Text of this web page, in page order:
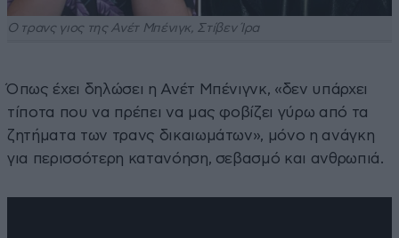
Ο τρανς γιος της Ανέτ Μπένιγκ, Στίβεν Ίρα
Όπως έχει δηλώσει η Ανέτ Μπένιγνκ, «δεν υπάρχει
τίποτα που να πρέπει να μας φοβίζει γύρω από τα
ζητήματα των τρανς δικαιωμάτων», μόνο η ανάγκη
για περισσότερη κατανόηση, σεβασμό και ανθρωπιά.